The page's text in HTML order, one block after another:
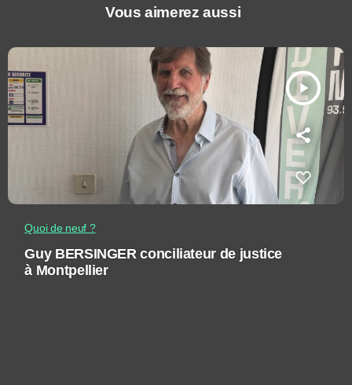
Vous aimerez aussi
play_arrow
Quoi de neuf ?
Guy BERSINGER conciliateur de justice
à Montpellier